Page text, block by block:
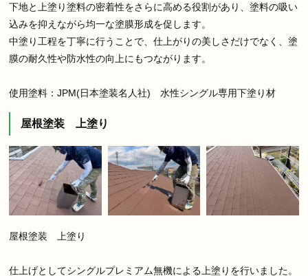
下地と上塗り塗料の密着性をさらに高める役割があり、塗料の吸い
込みを抑えながら均一な塗膜形成を促します。
中塗り工程を丁寧に行うことで、仕上がりの美しさだけでなく、塗
膜の耐久性や防水性の向上にもつながります。
使用塗料：JPM(日本塗装名人社) 水性シングル専用下塗り材
屋根塗装 上塗り
屋根塗装 上塗り
仕上げとしてシングルプレミアム無機による上塗りを行いました。